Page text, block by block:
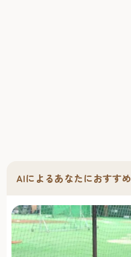
AIによるあなたにおすすめ